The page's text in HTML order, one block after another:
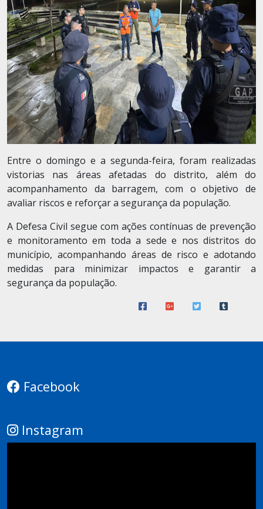
Entre o domingo e a segunda-feira, foram realizadas
vistorias nas áreas afetadas do distrito, além do
acompanhamento da barragem, com o objetivo de
avaliar riscos e reforçar a segurança da população.
A Defesa Civil segue com ações contínuas de prevenção
e monitoramento em toda a sede e nos distritos do
município, acompanhando áreas de risco e adotando
medidas para minimizar impactos e garantir a
segurança da população.
Facebook
Instagram